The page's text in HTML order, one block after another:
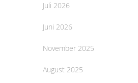
Juli 2026
Juni 2026
November 2025
August 2025